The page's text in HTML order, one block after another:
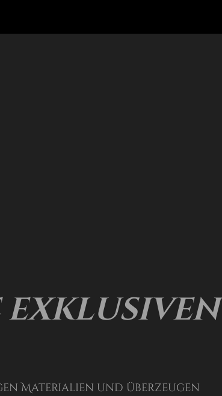
exklusiven
Materialien und überzeugen